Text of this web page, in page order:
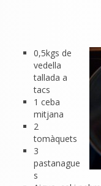
0,5kgs de
vedella
tallada a
tacs
1 ceba
mitjana
2
tomàquets
3
pastanague
s